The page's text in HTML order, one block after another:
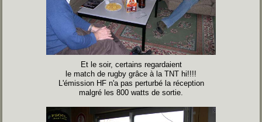
Et le soir, certains regardaient
le match de rugby grâce à la TNT hi!!!!
L'émission HF n'a pas perturbé la réception
malgré les 800 watts de sortie.